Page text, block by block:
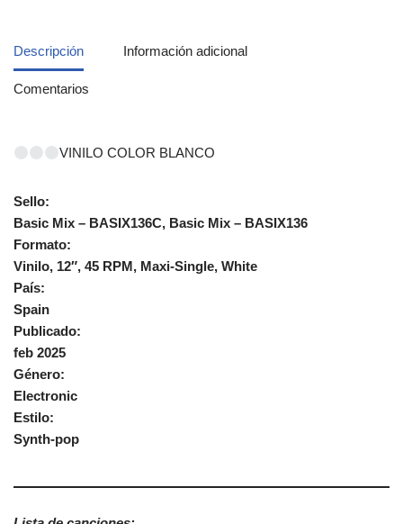
Descripción Información adicional
Comentarios
VINILO COLOR BLANCO
Sello:
Basic Mix – BASIX136C, Basic Mix – BASIX136
Formato:
Vinilo, 12″, 45 RPM, Maxi-Single, White
País:
Spain
Publicado:
feb 2025
Género:
Electronic
Estilo:
Synth-pop